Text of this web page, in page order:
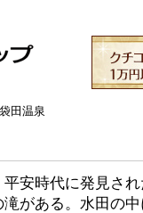
田温泉
安時代に発見さ
がある。水田の